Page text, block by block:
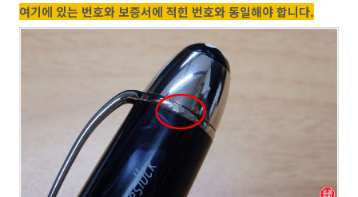
여기에 있는 번호와 보증서에 적힌 번호와 동일해야 합니다.